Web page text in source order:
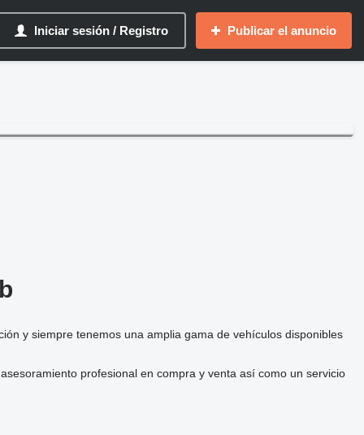
Iniciar sesión / Registro Publicar el anuncio
y siempre tenemos una amplia gama de vehículos disponibles
profesional en compra y venta así como un servicio